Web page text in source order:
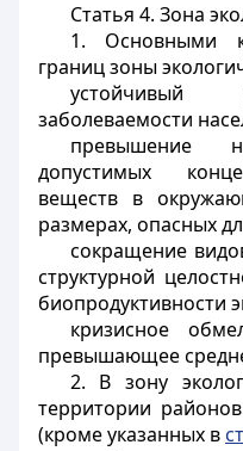
Статья 4. Зона
1. Основными
границ зоны
устойчивый
заболеваемости
превышение
допустимых
веществ в
размерах, опасных
сокращение
структурной
биопродуктивности
кризисное
превышающее
2. В зону
территории
(кроме указанных в